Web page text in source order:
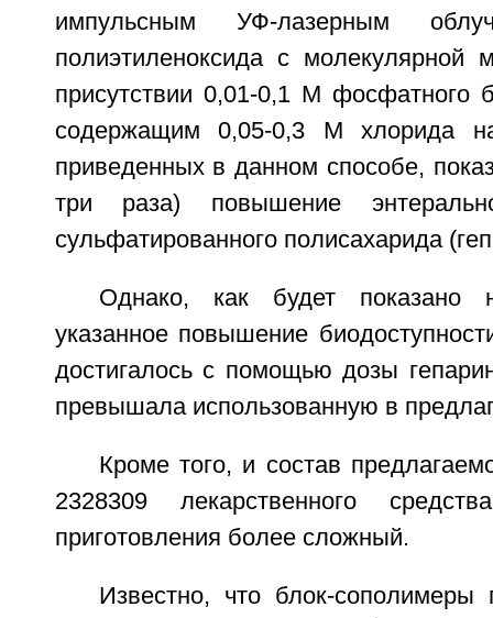
импульсным УФ-лазерным
полиэтиленоксида с молекулярной
присутствии 0,01-0,1 М фосфатного
содержащим 0,05-0,3 М хлорида
приведенных в данном способе,
три раза) повышение
сульфатированного полисахарида
Однако, как будет показано
указанное повышение
достигалось с помощью дозы
превышала использованную в
Кроме того, и состав
2328309 лекарственного
приготовления более сложный.
Известно, что блок-сополимеры